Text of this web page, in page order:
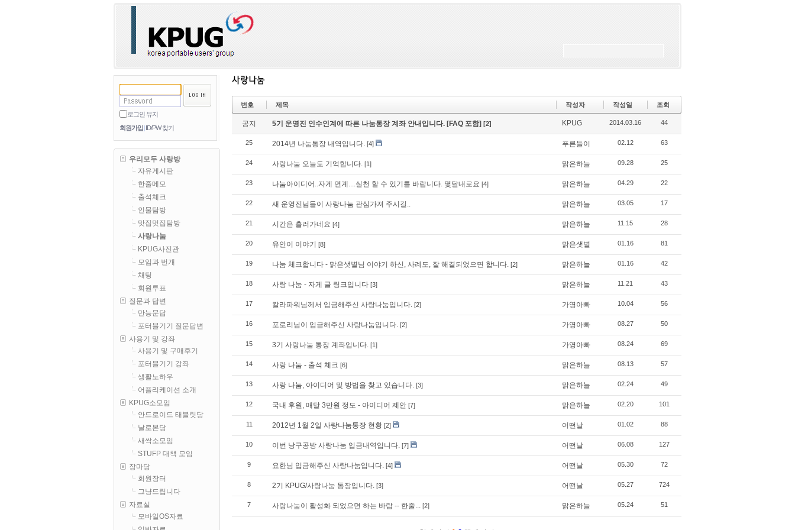
번호 제목 작성자 작성일 조회
공지 5기 운영진 인수인계에 따른 나눔통장 계좌 안내입니다. [FAQ 포함] [2] KPUG 2014.03.16 44
25 2014년 나눔통장 내역입니다. [4] 푸른들이 02.12 63
24 사랑나눔 오늘도 기억합니다. [1] 맑은하늘 09.28 25
23 나눔아이디어..자게 연계....실천 할 수 있기를 바랍니다. 몇달내로요 [4] 맑은하늘 04.29 22
22 새 운영진님들이 사랑나눔 관심가져 주시길.. 맑은하늘 03.05 17
21 시간은 흘러가네요 [4] 맑은하늘 11.15 28
20 유안이 이야기 [8] 맑은샛별 01.16 81
19 나눔 체크합니다 - 맑은샛별님 이야기 하신, 사례도, 잘 해결되었으면 합니다. [2] 맑은하늘 01.16 42
18 사랑 나눔 - 자게 글 링크입니다 [3] 맑은하늘 11.21 43
17 칼라파워님께서 입금해주신 사랑나눔입니다. [2] 가영아빠 10.04 56
16 포로리님이 입금해주신 사랑나눔입니다. [2] 가영아빠 08.27 50
15 3기 사랑나눔 통장 계좌입니다. [1] 가영아빠 08.24 69
14 사랑 나눔 - 출석 체크 [6] 맑은하늘 08.13 57
13 사랑 나눔, 아이디어 및 방법을 찾고 있습니다. [3] 맑은하늘 02.24 49
12 국내 후원, 매달 3만원 정도 - 아이디어 제안 [7] 맑은하늘 02.20 101
11 2012년 1월 2일 사랑나눔통장 현황 [2] 어떤날 01.02 88
10 이번 낭구공방 사랑나눔 입금내역입니다. [7] 어떤날 06.08 127
9 요한님 입금해주신 사랑나눔입니다. [4] 어떤날 05.30 72
8 2기 KPUG/사랑나눔 통장입니다. [3] 어떤날 05.27 724
7 사랑나눔이 활성화 되었으면 하는 바람 -- 한줄... [2] 맑은하늘 05.24 51
로그인 유지
회원가입 ID/PW 찾기
우리모두 사랑방
자유게시판
한줄메모
출석체크
인물탐방
맛집멋집탐방
사랑나눔
KPUG사진관
모임과 번개
채팅
회원투표
질문과 답변
만능문답
포터블기기 질문답변
사용기 및 강좌
사용기 및 구매후기
포터블기기 강좌
생활노하우
어플리케이션 소개
KPUG소모임
안드로이드 태블릿당
날로본당
새싹소모임
STUFP 대책 모임
장마당
회원장터
그냥드립니다
자료실
모바일OS자료